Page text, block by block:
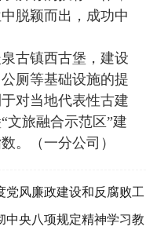
脱颖而出，成功中
古镇西古堡，建设
厕等基础设施的提
对当地代表性古建
文旅融合示范区”建
。（一分公司）
党风廉政建设和反腐败工
中央八项规定精神学习教